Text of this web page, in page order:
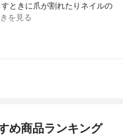
ときに爪が割れたりネイルの
を見る
め商品ランキング